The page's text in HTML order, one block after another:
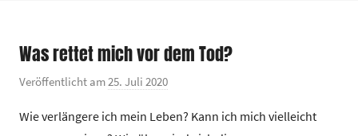
t
m
Was rettet mich vor dem Tod?
Veröffentlicht am25. Juli 2020
n
Wie verlängere ich mein Leben? Kann ich mich vielleicht